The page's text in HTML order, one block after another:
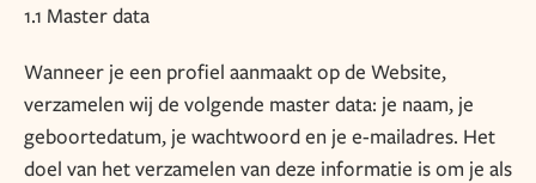
1.1 Master data
Wanneer je een profiel aanmaakt op de Website,
verzamelen wij de volgende master data: je naam, je
geboortedatum, je wachtwoord en je e-mailadres. Het
doel van het verzamelen van deze informatie is om je als